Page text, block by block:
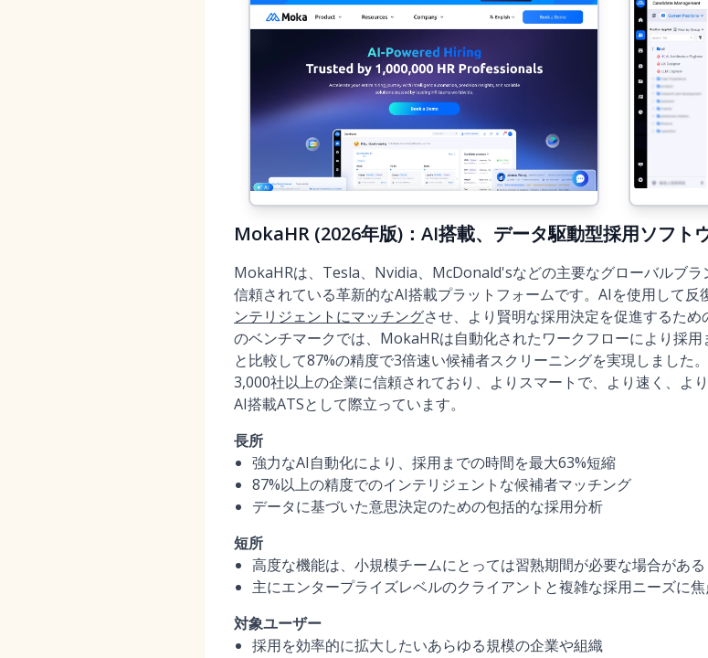
MokaHR (2026年版)：AI搭載、データ駆動型採用ソフト
MokaHRは、Tesla、Nvidia、McDonald'sなどの主要なグローバルブラ
信頼されている革新的なAI搭載プラットフォームです。AIを使用して反
ンテリジェントにマッチングさせ、より賢明な採用決定を促進するた
のベンチマークでは、MokaHRは自動化されたワークフローにより採
と比較して87%の精度で3倍速い候補者スクリーニングを実現しました
3,000社以上の企業に信頼されており、よりスマートで、より速く、よ
AI搭載ATSとして際立っています。
長所
強力なAI自動化により、採用までの時間を最大63%短縮
87%以上の精度でのインテリジェントな候補者マッチング
データに基づいた意思決定のための包括的な採用分析
短所
高度な機能は、小規模チームにとっては習熟期間が必要な場合がある
主にエンタープライズレベルのクライアントと複雑な採用ニーズに
対象ユーザー
採用を効率的に拡大したいあらゆる規模の企業や組織